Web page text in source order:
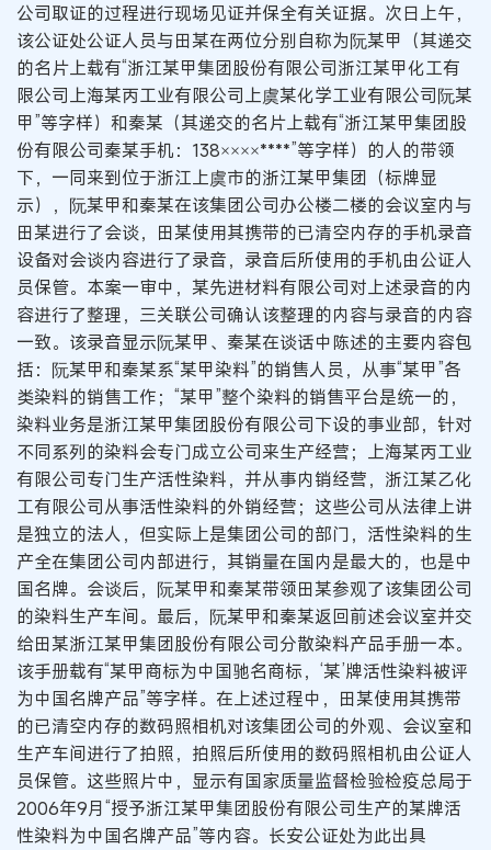
公司取证的过程进行现场见证并保全有关证据。次日上午，
该公证处公证人员与田某在两位分别自称为阮某甲（其递交
的名片上载有“浙江某甲集团股份有限公司浙江某甲化工有
限公司上海某丙工业有限公司上虞某化学工业有限公司阮某
甲”等字样）和秦某（其递交的名片上载有“浙江某甲集团股
份有限公司秦某手机：138××××****”等字样）的人的带领
下，一同来到位于浙江上虞市的浙江某甲集团（标牌显
示），阮某甲和秦某在该集团公司办公楼二楼的会议室内与
田某进行了会谈，田某使用其携带的已清空内存的手机录音
设备对会谈内容进行了录音，录音后所使用的手机由公证人
员保管。本案一审中，某先进材料有限公司对上述录音的内
容进行了整理，三关联公司确认该整理的内容与录音的内容
一致。该录音显示阮某甲、秦某在谈话中陈述的主要内容包
括：阮某甲和秦某系“某甲染料”的销售人员，从事“某甲”各
类染料的销售工作；“某甲”整个染料的销售平台是统一的，
染料业务是浙江某甲集团股份有限公司下设的事业部，针对
不同系列的染料会专门成立公司来生产经营；上海某丙工业
有限公司专门生产活性染料，并从事内销经营，浙江某乙化
工有限公司从事活性染料的外销经营；这些公司从法律上讲
是独立的法人，但实际上是集团公司的部门，活性染料的生
产全在集团公司内部进行，其销量在国内是最大的，也是中
国名牌。会谈后，阮某甲和秦某带领田某参观了该集团公司
的染料生产车间。最后，阮某甲和秦某返回前述会议室并交
给田某浙江某甲集团股份有限公司分散染料产品手册一本。
该手册载有“某甲商标为中国驰名商标，‘某’牌活性染料被评
为中国名牌产品”等字样。在上述过程中，田某使用其携带
的已清空内存的数码照相机对该集团公司的外观、会议室和
生产车间进行了拍照，拍照后所使用的数码照相机由公证人
员保管。这些照片中，显示有国家质量监督检验检疫总局于
2006年9月“授予浙江某甲集团股份有限公司生产的某牌活
性染料为中国名牌产品”等内容。长安公证处为此出具